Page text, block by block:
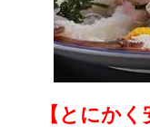
【とにか